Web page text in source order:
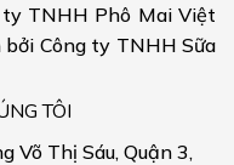
ty TNHH Phô Mai Việt
bởi Công ty TNHH Sữa
TÔI
Võ Thị Sáu, Quận 3,